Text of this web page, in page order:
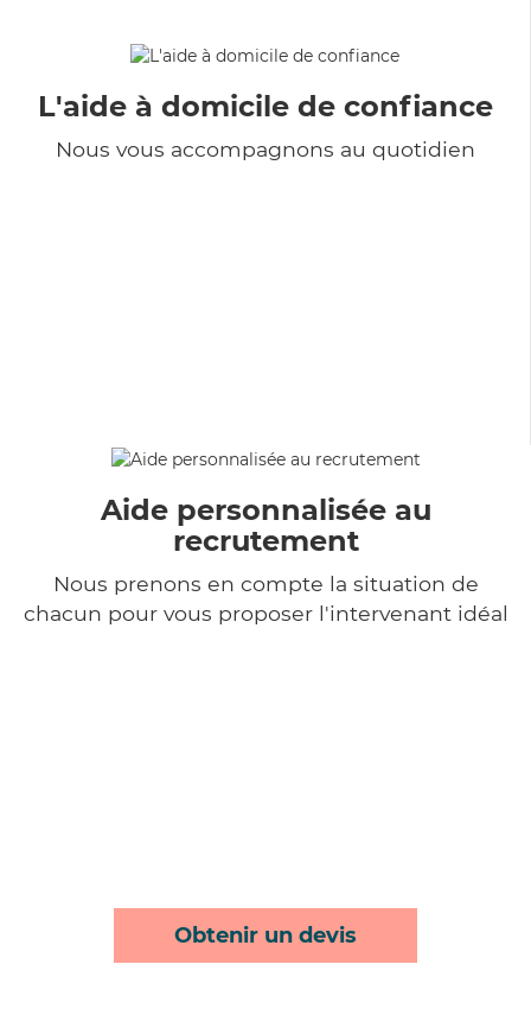
L'aide à domicile de confiance
Nous vous accompagnons au quotidien
Aide personnalisée au
recrutement
Nous prenons en compte la situation de
chacun pour vous proposer l'intervenant idéal
Obtenir un devis